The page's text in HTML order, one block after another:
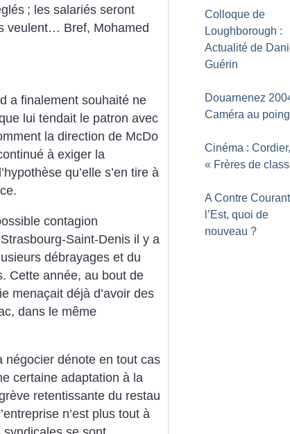
; les salariés seront
veulent… Bref, Mohamed
a finalement souhaité ne
lui tendait le patron avec
la direction de McDo
à exiger la
qu’elle s’en tire à
contagion
Saint-Denis il y a
débrayages et du
Cette année, au bout de
menaçait déjà d’avoir des
dans le même
négocier dénote en tout cas
certaine adaptation à la
retentissante du restau
n’est plus tout à
Colloque de
Loughborough :
Actualité de
Guérin
Douarnenez
Caméra au poing
Cinéma : Cordier,
« Frères de
A Contre
l’Est, quoi de
nouveau ?